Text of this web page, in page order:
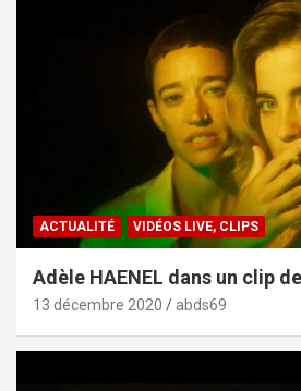
ACTUALITÉ VIDÉOS LIVE, CLIPS
Adèle HAENEL dans un clip
13 décembre 2020 abds69